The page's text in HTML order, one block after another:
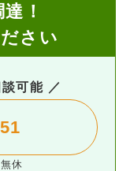
！
さい
可能 ／
休